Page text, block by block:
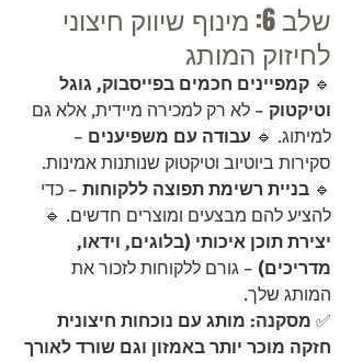
שלב 6: מינוף שיווק חיצוני
לחיזוק המותג
🔹 קמפיינים חכמים בפייסבוק, גוגל
וטיקטוק – לא רק למכירה מיידית, אלא גם
למיתוג. 🔹 עבודה עם משפיענים –
סקירות ביוטיוב וטיקטוק שנותנות אמינות.
🔹 בניית רשימת תפוצה ללקוחות – כדי
להציע להם מבצעים ומוצרים חדשים. 🔹
יצירת תוכן איכותי (בלוגים, וידאו,
מדריכים) – גורם ללקוחות לזכור את
המותג שלך.
✅ מסקנה: מותג עם נוכחות חיצונית
חזקה מוכר יותר באמזון וגם שורד לאורך